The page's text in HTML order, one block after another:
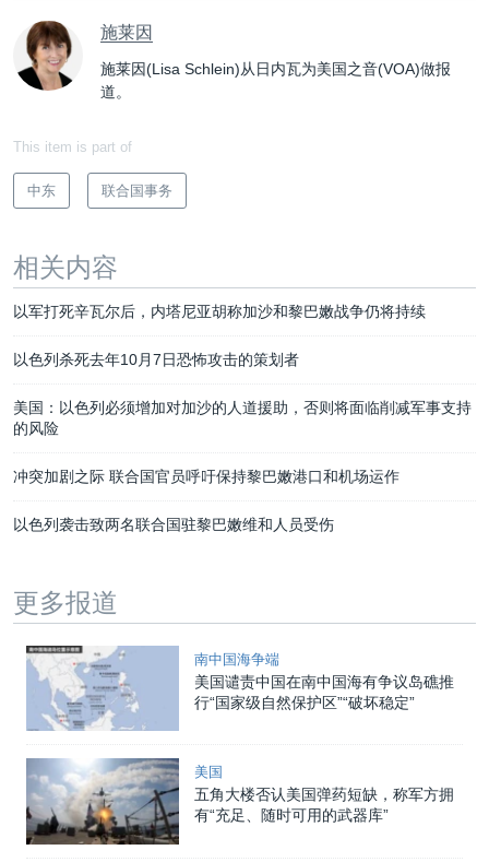
施莱因
施莱因(Lisa Schlein)从日内瓦为美国之音(VOA)做报
道。
This item is part of
中东 联合国事务
相关内容
以军打死辛瓦尔后，内塔尼亚胡称加沙和黎巴嫩战争仍将持续
以色列杀死去年10月7日恐怖攻击的策划者
美国：以色列必须增加对加沙的人道援助，否则将面临削减军事支持
的风险
冲突加剧之际 联合国官员呼吁保持黎巴嫩港口和机场运作
以色列袭击致两名联合国驻黎巴嫩维和人员受伤
更多报道
南中国海争端
美国谴责中国在南中国海有争议岛礁推
行“国家级自然保护区”“破坏稳定”
美国
五角大楼否认美国弹药短缺，称军方拥
有“充足、随时可用的武器库”